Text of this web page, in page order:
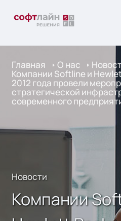
Главная О нас
Компании Softline и
2012 года провели
стратегической
современного
Новости
Компании